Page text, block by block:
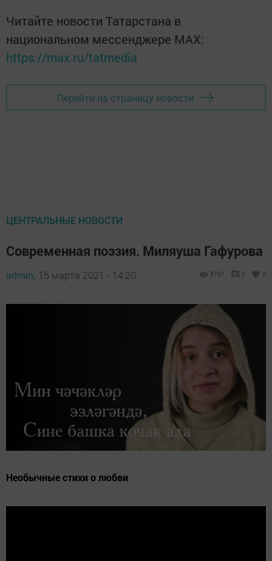
Читайте новости Татарстана в
национальном мессенджере MАХ:
https://max.ru/tatmedia
Перейти на страницу новости
ЦЕНТРАЛЬНЫЕ НОВОСТИ
Современная поэзия. Миляуша Гафурова
admin, 15 марта 2021 - 14:20 5791 0 0
Необычные стихи о любви